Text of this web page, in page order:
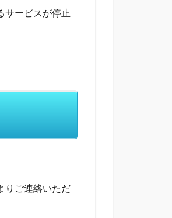
サービスが停止
りご連絡いただ